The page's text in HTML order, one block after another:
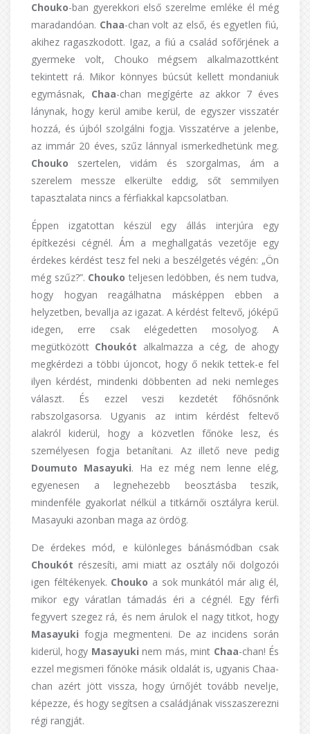
Chouko-ban gyerekkori első szerelme emléke él még
maradandóan. Chaa-chan volt az első, és egyetlen fiú,
akihez ragaszkodott. Igaz, a fiú a család sofőrjének a
gyermeke volt, Chouko mégsem alkalmazottként
tekintett rá. Mikor könnyes búcsút kellett mondaniuk
egymásnak, Chaa-chan megígérte az akkor 7 éves
lánynak, hogy kerül amibe kerül, de egyszer visszatér
hozzá, és újból szolgálni fogja. Visszatérve a jelenbe,
az immár 20 éves, szűz lánnyal ismerkedhetünk meg.
Chouko szertelen, vidám és szorgalmas, ám a
szerelem messze elkerülte eddig, sőt semmilyen
tapasztalata nincs a férfiakkal kapcsolatban.
Éppen izgatottan készül egy állás interjúra egy
építkezési cégnél. Ám a meghallgatás vezetője egy
érdekes kérdést tesz fel neki a beszélgetés végén: „Ön
még szűz?”. Chouko teljesen ledöbben, és nem tudva,
hogy hogyan reagálhatna másképpen ebben a
helyzetben, bevallja az igazat. A kérdést feltevő, jóképű
idegen, erre csak elégedetten mosolyog. A
megütközött Choukót alkalmazza a cég, de ahogy
megkérdezi a többi újoncot, hogy ő nekik tettek-e fel
ilyen kérdést, mindenki döbbenten ad neki nemleges
választ. És ezzel veszi kezdetét főhősnőnk
rabszolgasorsa. Ugyanis az intim kérdést feltevő
alakról kiderül, hogy a közvetlen főnöke lesz, és
személyesen fogja betanítani. Az illető neve pedig
Doumuto Masayuki. Ha ez még nem lenne elég,
egyenesen a legnehezebb beosztásba teszik,
mindenféle gyakorlat nélkül a titkárnői osztályra kerül.
Masayuki azonban maga az ördög.
De érdekes mód, e különleges bánásmódban csak
Choukót részesíti, ami miatt az osztály női dolgozói
igen féltékenyek. Chouko a sok munkától már alig él,
mikor egy váratlan támadás éri a cégnél. Egy férfi
fegyvert szegez rá, és nem árulok el nagy titkot, hogy
Masayuki fogja megmenteni. De az incidens során
kiderül, hogy Masayukinem más, mint Chaa-chan! És
ezzel megismeri főnöke másik oldalát is, ugyanis Chaa-
chan azért jött vissza, hogy úrnőjét tovább nevelje,
képezze, és hogy segítsen a családjának visszaszerezni
régi rangját.